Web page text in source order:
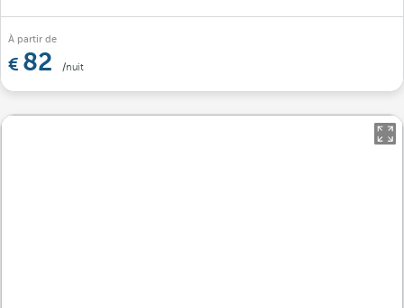
À partir de
82 /nuit